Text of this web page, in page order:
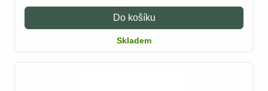
Do košíku
Skladem